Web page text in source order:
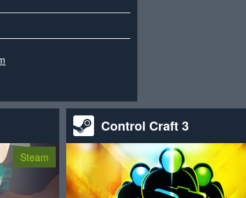
Steam
Control Craft 3